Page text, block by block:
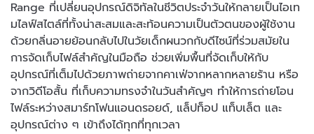
Range ที่เปลี่ยนอุปกรณ์ดิจิทัลในชีวิตประจำวันให้กลายเป็นไอเท
มไลฟ์สไตล์ที่ทั้งน่าสะสมและสะท้อนความเป็นตัวตนของผู้ใช้งาน
ด้วยกลิ่นอายย้อนกลับไปในวัยเด็กผนวกกับดีไซน์ที่ร่วมสมัยใน
การจัดเก็บไฟล์สำคัญในมือถือ ช่วยเพิ่มพื้นที่จัดเก็บให้กับ
อุปกรณ์ที่เต็มไปด้วยภาพถ่ายจากคาเฟ่จากหลากหลายร้าน หรือ
จากวิดีโอสั้น ที่เก็บความทรงจำในวันสำคัญๆ ทำให้การถ่ายโอน
ไฟล์ระหว่างสมาร์ทโฟนแอนดรอยด์, แล็ปท็อป แท็บเล็ต และ
อุปกรณ์ต่าง ๆ เข้าถึงได้ทุกที่ทุกเวลา